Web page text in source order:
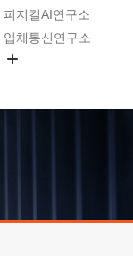
피지컬AI연구소
입체통신연구소
호남권연구본부